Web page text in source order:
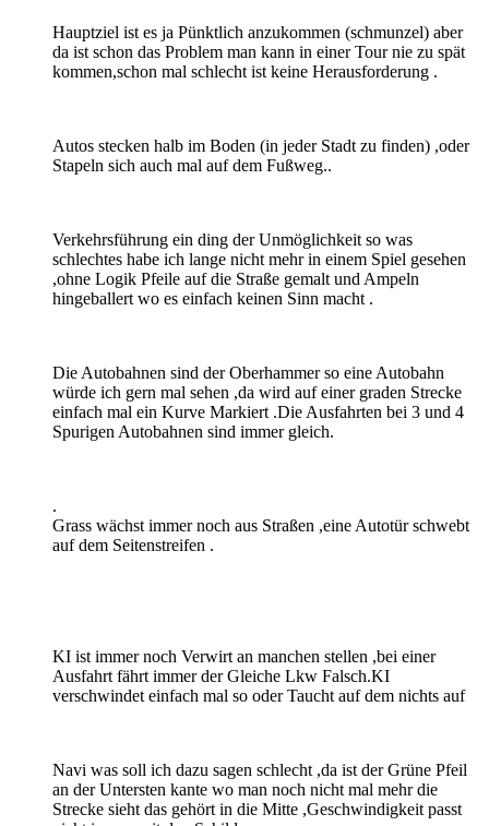
Hauptziel ist es ja Pünktlich anzukommen (schmunzel) aber
da ist schon das Problem man kann in einer Tour nie zu spät
kommen,schon mal schlecht ist keine Herausforderung .
Autos stecken halb im Boden (in jeder Stadt zu finden) ,oder
Stapeln sich auch mal auf dem Fußweg..
Verkehrsführung ein ding der Unmöglichkeit so was
schlechtes habe ich lange nicht mehr in einem Spiel gesehen
,ohne Logik Pfeile auf die Straße gemalt und Ampeln
hingeballert wo es einfach keinen Sinn macht .
Die Autobahnen sind der Oberhammer so eine Autobahn
würde ich gern mal sehen ,da wird auf einer graden Strecke
einfach mal ein Kurve Markiert .Die Ausfahrten bei 3 und 4
Spurigen Autobahnen sind immer gleich.
.
Grass wächst immer noch aus Straßen ,eine Autotür schwebt
auf dem Seitenstreifen .
KI ist immer noch Verwirt an manchen stellen ,bei einer
Ausfahrt fährt immer der Gleiche Lkw Falsch.KI
verschwindet einfach mal so oder Taucht auf dem nichts auf
Navi was soll ich dazu sagen schlecht ,da ist der Grüne Pfeil
an der Untersten kante wo man noch nicht mal mehr die
Strecke sieht das gehört in die Mitte ,Geschwindigkeit passt